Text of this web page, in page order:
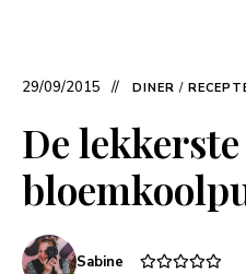
29/09/2015 DINER /
De lekkerste
Sabine